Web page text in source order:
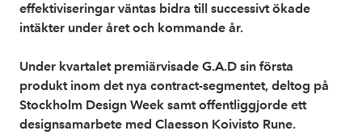
effektiviseringar väntas bidra till successivt ökade
intäkter under året och kommande år.
Under kvartalet premiärvisade G.A.D sin första
produkt inom det nya contract-segmentet, deltog på
Stockholm Design Week samt offentliggjorde ett
designsamarbete med Claesson Koivisto Rune.